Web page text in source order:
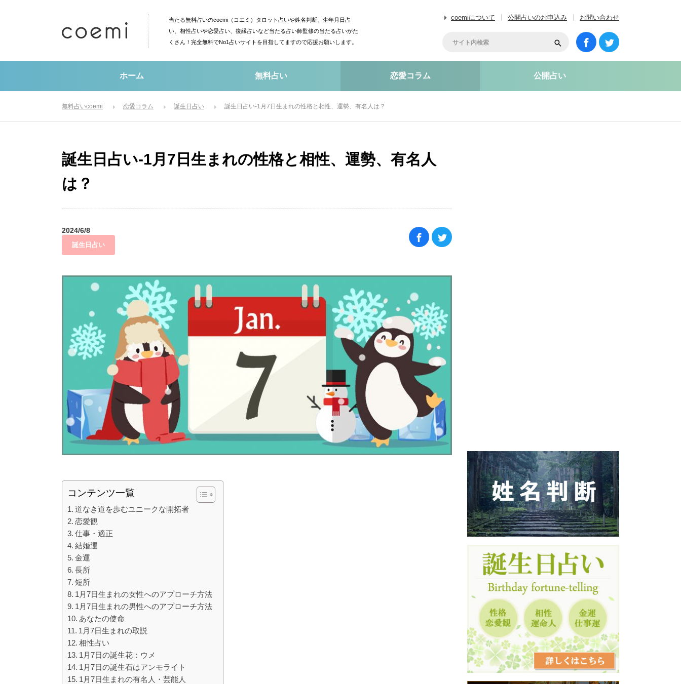
当たる無料占いのcoemi（コエミ）タロット占いや姓名判断、生年月日占
い、相性占いや恋愛占い、復縁占いなど当たる占い師監修の当たる占いがた
くさん！完全無料でNo1占いサイトを目指してますので応援お願いします。
coemiについて 公開占いのお申込み お問い合わせ
ホーム 無料占い 恋愛コラム 公開占い
無料占いcoemi 恋愛コラム 誕生日占い 誕生日占い-1月7日生まれの性格と相性、運勢、有名人は？
誕生日占い-1月7日生まれの性格と相性、運勢、有名人
は？
2024/6/8
誕生日占い
コンテンツ一覧
道なき道を歩むユニークな開拓者
恋愛観
仕事・適正
結婚運
金運
長所
短所
1月7日生まれの女性へのアプローチ方法
1月7日生まれの男性へのアプローチ方法
あなたの使命
1月7日生まれの取説
相性占い
1月7日の誕生花：ウメ
1月7日の誕生石はアンモライト
1月7日生まれの有名人・芸能人